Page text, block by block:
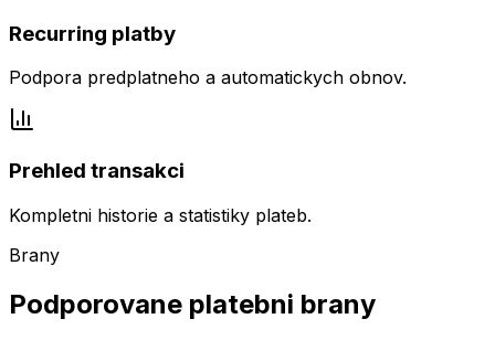
Recurring platby
Podpora predplatneho a automatickych obnov.
Prehled transakci
Kompletni historie a statistiky plateb.
Brany
Podporovane platebni brany